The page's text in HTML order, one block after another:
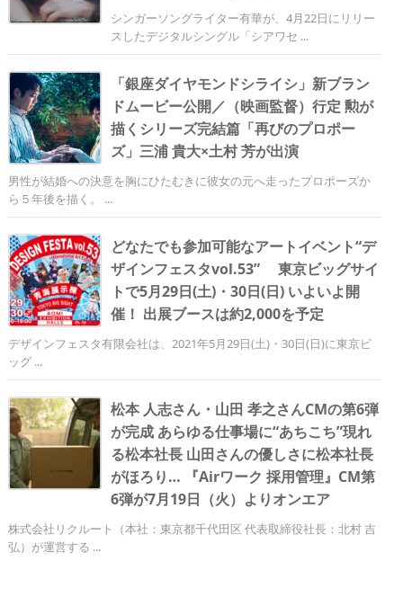
シンガーソングライター有華が、4月22日にリリー
スしたデジタルシングル「シアワセ ...
「銀座ダイヤモンドシライシ」新ブラン
ドムービー公開／（映画監督）行定 勲が
描くシリーズ完結篇「再びのプロポー
ズ」三浦 貴大×土村 芳が出演
男性が結婚への決意を胸にひたむきに彼女の元へ走ったプロポーズか
ら５年後を描く。 ...
どなたでも参加可能なアートイベント“デ
ザインフェスタvol.53” 東京ビッグサイ
トで5月29日(土)・30日(日) いよいよ開
催！ 出展ブースは約2,000を予定
デザインフェスタ有限会社は、2021年5月29日(土)・30日(日)に東京ビ
ッグ ...
松本 人志さん・山田 孝之さんCMの第6弾
が完成 あらゆる仕事場に“あちこち”現れ
る松本社長 山田さんの優しさに松本社長
がほろり… 『Airワーク 採用管理』CM第
6弾が7月19日（火）よりオンエア
株式会社リクルート（本社：東京都千代田区 代表取締役社長：北村 吉
弘）が運営する ...